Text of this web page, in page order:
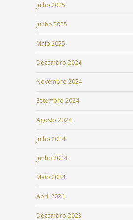
Julho 2025
Junho 2025
Maio 2025
Dezembro 2024
Novembro 2024
Setembro 2024
Agosto 2024
Julho 2024
Junho 2024
Maio 2024
Abril 2024
Dezembro 2023